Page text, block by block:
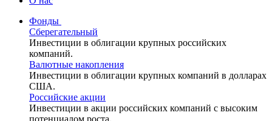
Фонды
Сберегательный
Инвестиции в облигации крупных российских
компаний.
Валютные накопления
Инвестиции в облигации крупных компаний в долларах
США.
Российские акции
Инвестиции в акции российских компаний с высоким
потенциалом роста.